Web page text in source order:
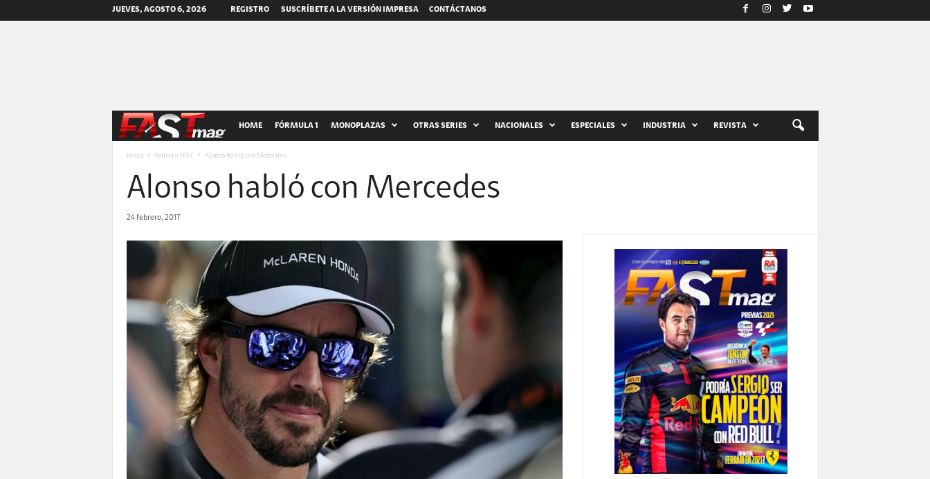
JUEVES, AGOSTO 6, 2026 REGISTRO SUSCRÍBETE A LA VERSIÓN IMPRESA CONTÁCTANOS
A
S
m
g
HOME FÓRMULA 1 MONOPLAZAS OTRAS SERIES NACIONALES ESPECIALES INDUSTRIA REVISTA
Inicio Febrero 2017 Alonso habló con Mercedes
Alonso habló con Mercedes
24 febrero, 2017